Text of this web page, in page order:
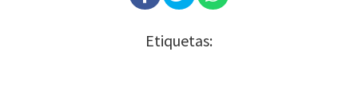
Etiquetas: